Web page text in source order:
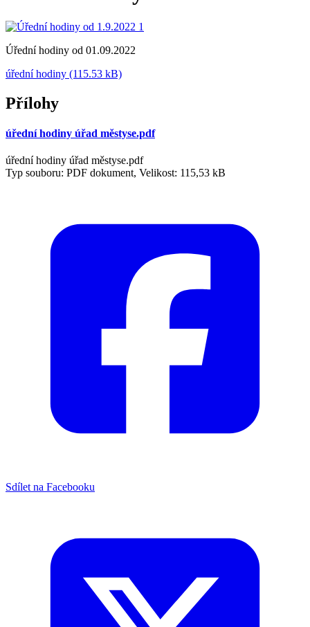
Úřední hodiny od 01.09.2022
úřední hodiny (115.53 kB)
Přílohy
úřední hodiny úřad městyse.pdf
úřední hodiny úřad městyse.pdf
Typ souboru: PDF dokument, Velikost: 115,53 kB
Sdílet na Facebooku